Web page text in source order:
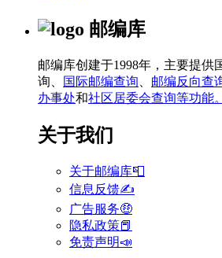
邮编库
邮编库创建于1998年，主要提供
询、
国际邮编查询 邮编反向查
办事处和社区居委会查询等功能。
关于我们
关于邮编库📮
信息反馈✍
广告服务🤑
隐私政策📕
免责声明📣